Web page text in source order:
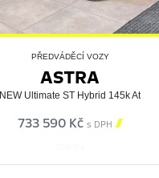
PŘEDVÁDĚCÍ VOZY
ASTRA
NEW Ultimate ST Hybrid 145k At
733 590 Kč s DPH 